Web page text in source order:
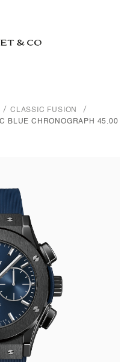
CLASSIC FUSION
BLUE CHRONOGRAPH 45.00